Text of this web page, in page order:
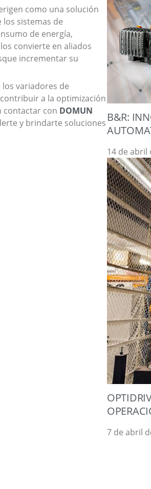
como una solución
sistemas de
de energía,
convierte en aliados
incrementar su
variadores de
a la optimización
contactar con DOMUN
y brindarte soluciones B&R:
14 de abril
7 de abril